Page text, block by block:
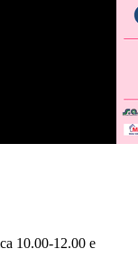
10.00-12.00 e